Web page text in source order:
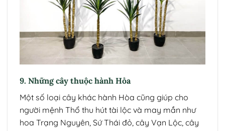
9. Những cây thuộc hành Hỏa
Một số loại cây khác hành Hòa cũng giúp cho
người mệnh Thổ thu hút tài lộc và may mắn như
hoa Trạng Nguyên, Sứ Thái đỏ, cây Vạn Lộc, cây